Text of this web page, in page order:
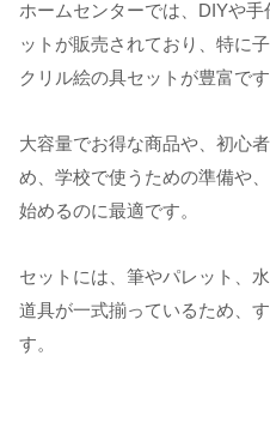
ホームセンターでは、DIYや
ットが販売されており、特に
クリル絵の具セットが豊富です
大容量でお得な商品や、初心
め、学校で使うための準備や
始めるのに最適です。
セットには、筆やパレット、
道具が一式揃っているため、
す。